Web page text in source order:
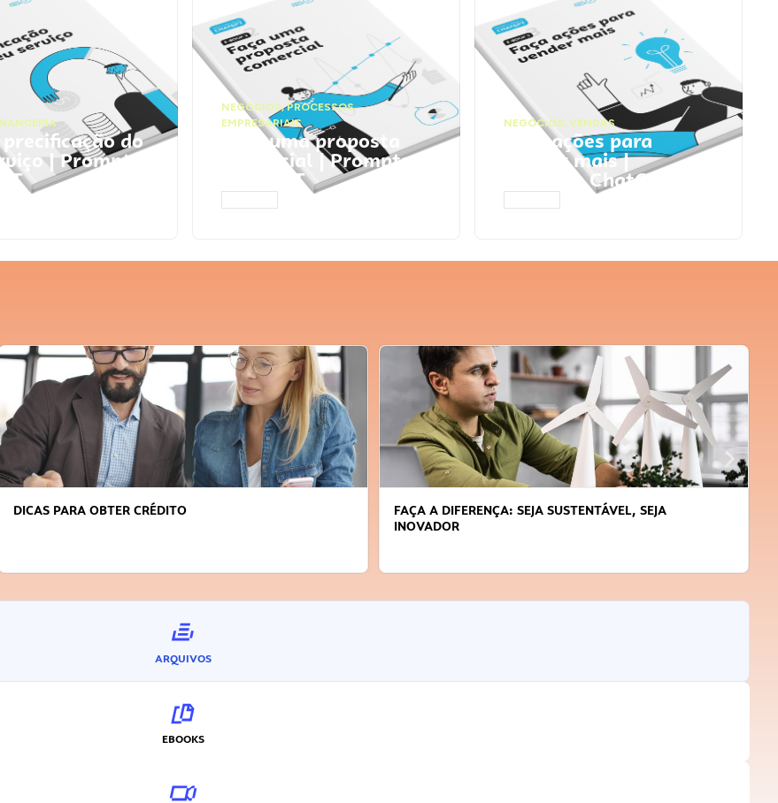
precificação do
| Prompts
NEGÓCIOS,PROCESSOS
EMPRESARIAIS
Faça uma proposta
comercial | Prompts
ChatGPT
NEGÓCIOS, VENDAS
Faça ações para
vender mais |
Prompts ChatGPT
FAÇA A DIFERENÇA: SEJA SUSTENTÁVEL, SEJA
APRENDA A GERENCIAR O SEU TEMPO
ARQUIVOS
EBOOKS